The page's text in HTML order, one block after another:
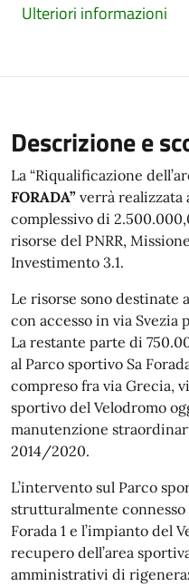
Ulteriori informazioni
Descrizione e
La “Riqualificazione
FORADA” verrà
complessivo di
risorse del PNRR,
Investimento 3.1.
Le risorse sono destinate
con accesso in via Svezia
La restante parte di
al Parco sportivo Sa
compreso fra via Grecia,
sportivo del Velodromo
manutenzione
2014/2020.
L’intervento sul Parco
strutturalmente connesso
Forada 1 e l’impianto del
recupero dell’area
amministrativi di